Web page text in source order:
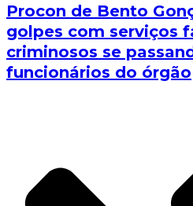
Procon de Bento
golpes com serviços
criminosos se
funcionários do órgão